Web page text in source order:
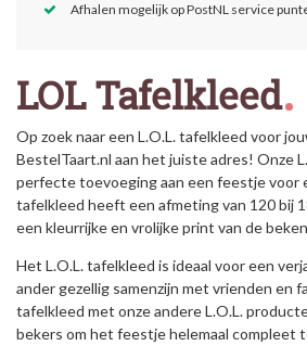
Afhalen mogelijk op PostNL service
LOL Tafelkleed
Op zoek naar een L.O.L. tafelkleed voor
BestelTaart.nl aan het juiste adres! Onze
perfecte toevoeging aan een feestje voor
tafelkleed heeft een afmeting van 120 bij
een kleurrijke en vrolijke print van de
Het L.O.L. tafelkleed is ideaal voor een
ander gezellig samenzijn met vrienden en
tafelkleed met onze andere L.O.L.
bekers om het feestje helemaal compleet